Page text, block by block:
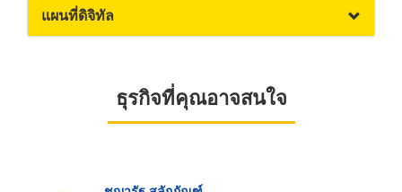
แผนที่ดิจิทัล
ธุรกิจที่คุณอาจสนใจ